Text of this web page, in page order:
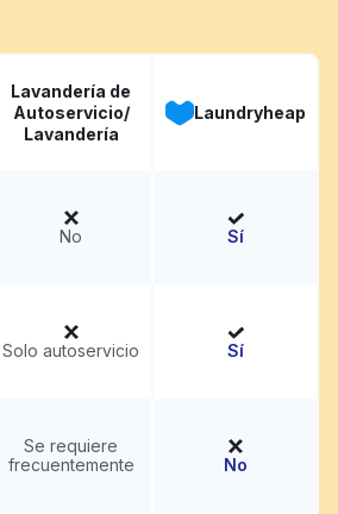
Lavandería de
Autoservicio/
Lavandería
Laundryheap
No Sí
Solo autoservicio Sí
Se requiere
frecuentemente
No